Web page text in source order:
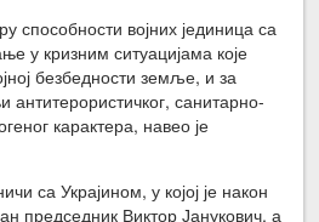
способности војних јединица са
у кризним ситуацијама које
безбедности земље, и за
санитарно-
карактера, навео је
са Украјином, у којој је након
председник Виктор Јанукович, а